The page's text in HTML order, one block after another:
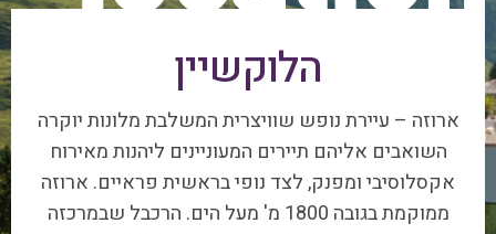
הלוקשיין
ארוזה – עיירת נופש שוויצרית המשלבת מלונות יוקרה
השואבים אליהם תיירים המעוניינים ליהנות מאירוח
אקסלוסיבי ומפנק, לצד נופי בראשית פראיים. ארוזה
ממוקמת בגובה 1800 מ' מעל הים. הרכבל שבמרכזה
מוביל אל פסגת הוייסהורן בגובה 2700 מ'.